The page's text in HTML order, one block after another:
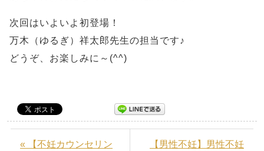
次回はいよいよ初登場！
万木（ゆるぎ）祥太郎先生の担当です♪
どうぞ、お楽しみに～(^^)
« 【不妊カウンセリン
【男性不妊】男性不妊